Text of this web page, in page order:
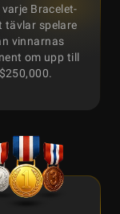
Bracelet-
tävlar spelare
vinnarnas
om upp till
$250,000.